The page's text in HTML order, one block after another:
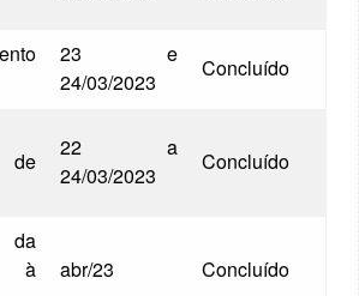
23 e
24/03/2023
Concluído
de
22 a
24/03/2023
Concluído
da
à
abr/23 Concluído